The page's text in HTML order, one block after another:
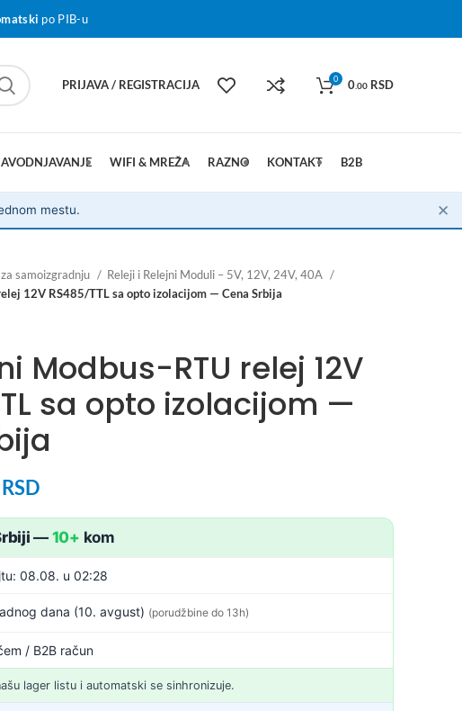
po PIB-u
PRIJAVA / REGISTRACIJA 0 0.00 RSD
WIFI & MREŽA RAZNO KONTAKT B2B
mestu. ✕
samoizgradnju
Releji i Relejni Moduli – 5V, 12V, 24V, 40A
12V RS485/TTL sa opto izolacijom — Cena Srbija
Modbus-RTU relej 12V
sa opto izolacijom —
RSD
— 10+ kom
08.08. u 02:28
dana (10. avgust) (porudžbine do 13h)
/ B2B račun
lager listu i automatski se sinhronizuje.